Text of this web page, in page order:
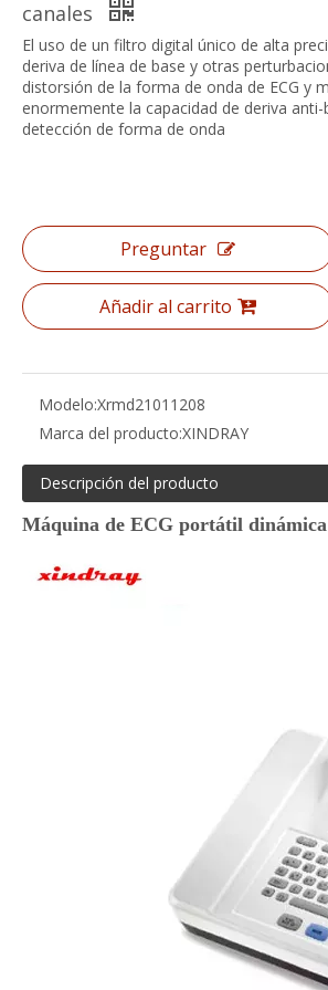
canales
El uso de un filtro digital único de alta
deriva de línea de base y otras
distorsión de la forma de onda de ECG y
enormemente la capacidad de deriva
detección de forma de onda
Preguntar
Añadir al carrito
Modelo:Xrmd21011208
Marca del producto:XINDRAY
Descripción del producto
Máquina de ECG portátil dinámica